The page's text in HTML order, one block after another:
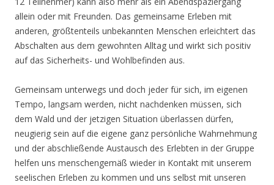
allein oder mit Freunden. Das gemeinsame Erleben mit
anderen, größtenteils unbekannten Menschen erleichtert das
Abschalten aus dem gewohnten Alltag und wirkt sich positiv
auf das Sicherheits- und Wohlbefinden aus.
Gemeinsam unterwegs und doch jeder für sich, im eigenen
Tempo, langsam werden, nicht nachdenken müssen, sich
dem Wald und der jetzigen Situation überlassen dürfen,
neugierig sein auf die eigene ganz persönliche Wahrnehmung
und der abschließende Austausch des Erlebten in der Gruppe
helfen uns menschengemäß wieder in Kontakt mit unserem
seelischen Erleben zu kommen und uns selbst mit unseren